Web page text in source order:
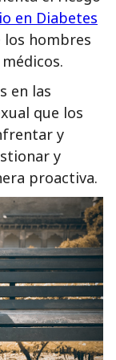
en Diabetes
hombres
en las
que los
y
y
proactiva.